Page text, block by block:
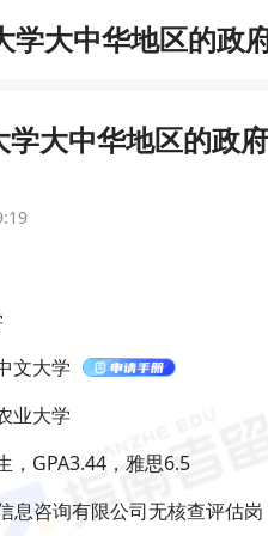
学大中华地区的政
学大中华地区的政
文大学
业大学
，GPA3.44，雅思6.5
息咨询有限公司无核查评估岗